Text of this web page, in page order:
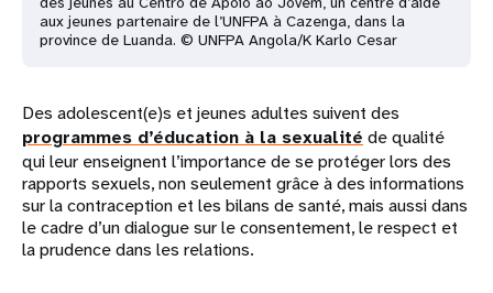
aux jeunes partenaire de l’UNFPA à Cazenga, dans la
province de Luanda. © UNFPA Angola/K Karlo Cesar
Des adolescent(e)s et jeunes adultes suivent des
programmes d’éducation à la sexualité de qualité
qui leur enseignent l’importance de se protéger lors des
rapports sexuels, non seulement grâce à des informations
sur la contraception et les bilans de santé, mais aussi dans
le cadre d’un dialogue sur le consentement, le respect et
la prudence dans les relations.